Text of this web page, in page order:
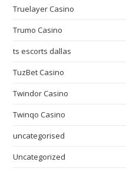
Truelayer Casino
Trumo Casino
ts escorts dallas
TuzBet Casino
Twindor Casino
Twinqo Casino
uncategorised
Uncategorized